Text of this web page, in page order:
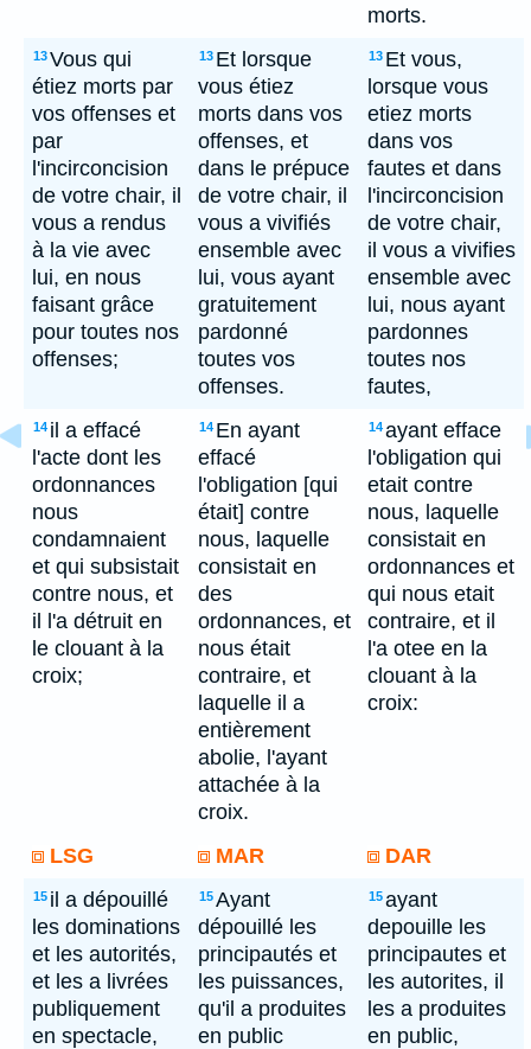
morts.
13Vous qui
étiez morts par
vos offenses et
par
l'incirconcision
de votre chair, il
vous a rendus
à la vie avec
lui, en nous
faisant grâce
pour toutes nos
offenses;
13 Et lorsque
vous étiez
morts dans vos
offenses, et
dans le prépuce
de votre chair, il
vous a vivifiés
ensemble avec
lui, vous ayant
gratuitement
pardonné
toutes vos
offenses.
13 Et vous,
lorsque vous
etiez morts
dans vos
fautes et dans
l'incirconcision
de votre chair,
il vous a vivifies
ensemble avec
lui, nous ayant
pardonnes
toutes nos
fautes,
14 il a effacé
l'acte dont les
ordonnances
nous
condamnaient
et qui subsistait
contre nous, et
il l'a détruit en
le clouant à la
croix;
14 En ayant
effacé
l'obligation [qui
était] contre
nous, laquelle
consistait en
des
ordonnances, et
nous était
contraire, et
laquelle il a
entièrement
abolie, l'ayant
attachée à la
croix.
14ayant efface
l'obligation qui
etait contre
nous, laquelle
consistait en
ordonnances et
qui nous etait
contraire, et il
l'a otee en la
clouant à la
croix:
LSG MAR DAR
15 il a dépouillé
les dominations
et les autorités,
et les a livrées
publiquement
en spectacle,
15Ayant
dépouillé les
principautés et
les puissances,
qu'il a produites
en public
15ayant
depouille les
principautes et
les autorites, il
les a produites
en public,